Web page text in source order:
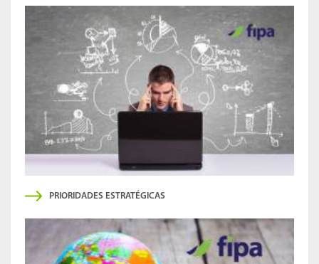
PRIORIDADES ESTRATÉGICAS